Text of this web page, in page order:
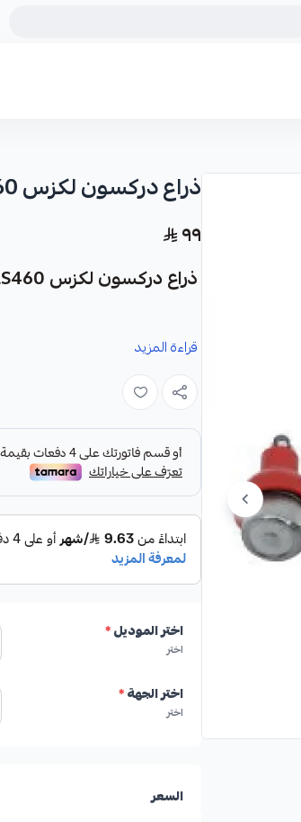
ذراع دركسون لكزس LS460
٩٩
ذراع دركسون لكزس LS460 - قطعة غيار أمريكية عالية الجودة
ممتاز لسيارتك.
المواصفات:
النوع:ذراع دركسون خارجي
بلد المنشأ:
العلامة التجارية:
قراءة المزيد
اختر الموديل*
اختر
اختر الجهة*
اختر
السعر